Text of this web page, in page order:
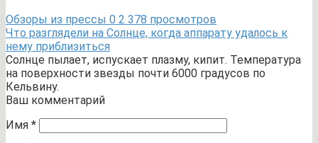
Обзоры из прессы 0 2 378 просмотров
Что разглядели на Солнце, когда аппарату удалось к
нему приблизиться
Солнце пылает, испускает плазму, кипит. Температура
на поверхности звезды почти 6000 градусов по
Кельвину.
Ваш комментарий
Имя *